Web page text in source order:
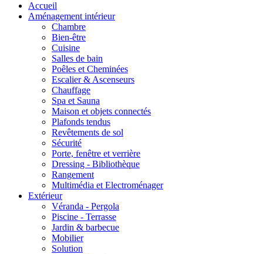
Accueil
Aménagement intérieur
Chambre
Bien-être
Cuisine
Salles de bain
Poêles et Cheminées
Escalier & Ascenseurs
Chauffage
Spa et Sauna
Maison et objets connectés
Plafonds tendus
Revêtements de sol
Sécurité
Porte, fenêtre et verrière
Dressing - Bibliothèque
Rangement
Multimédia et Electroménager
Extérieur
Véranda - Pergola
Piscine - Terrasse
Jardin & barbecue
Mobilier
Solution